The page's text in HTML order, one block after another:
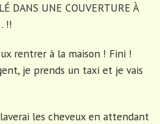
DANS UNE COUVERTURE À
!!
rentrer à la maison ! Fini !
je prends un taxi et je vais
les cheveux en attendant